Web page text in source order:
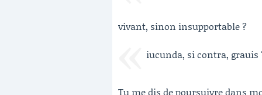
vivant, sinon insupportable ?
iucunda, si contra, grauis
Tu me dis de poursuivre dans